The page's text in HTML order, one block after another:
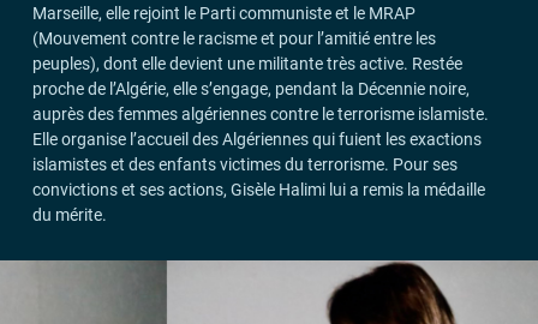
Marseille, elle rejoint le Parti communiste et le MRAP
(Mouvement contre le racisme et pour l’amitié entre les
peuples), dont elle devient une militante très active. Restée
proche de l’Algérie, elle s’engage, pendant la Décennie noire,
auprès des femmes algériennes contre le terrorisme islamiste.
Elle organise l’accueil des Algériennes qui fuient les exactions
islamistes et des enfants victimes du terrorisme. Pour ses
convictions et ses actions, Gisèle Halimi lui a remis la médaille
du mérite.